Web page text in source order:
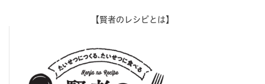
【賢者のレシピとは】